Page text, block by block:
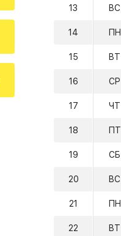
13 ВС
14 ПН
15 ВТ
16 СР
17 ЧТ
18 ПТ
19 СБ
20 ВС
21 ПН
22 ВТ